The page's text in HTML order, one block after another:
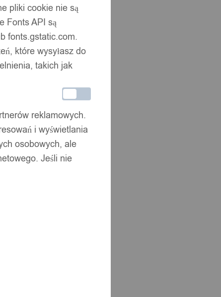
pliki cookie nie są
Fonts API są
fonts.gstatic.com.
które wysyłasz do
takich jak
reklamowych.
i wyświetlania
osobowych, ale
Jeśli nie